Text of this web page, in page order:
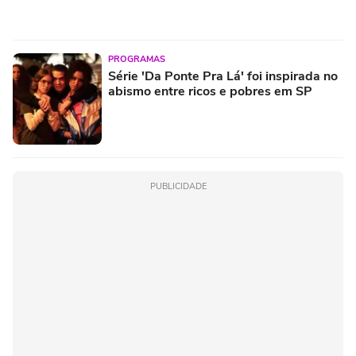
PROGRAMAS
Série 'Da Ponte Pra Lá' foi inspirada no
abismo entre ricos e pobres em SP
PUBLICIDADE